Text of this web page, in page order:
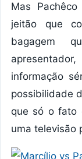
Mas
jeitão que
bagagem
informação
possibilidade
que só o fato
uma televisão